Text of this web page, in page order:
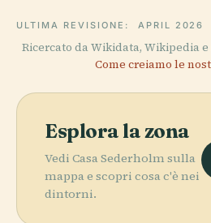
ULTIMA REVISIONE: APRIL 2026
Ricercato da Wikidata, Wikipedia
Come creiamo le
Esplora la zona
Vedi Casa Sederholm sulla
mappa e scopri cosa c'è nei
dintorni.